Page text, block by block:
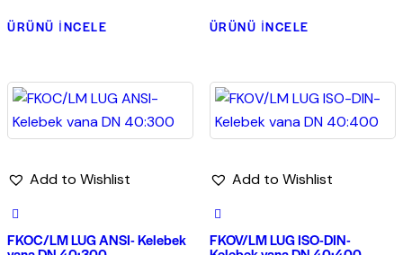
ÜRÜNÜ İNCELE ÜRÜNÜ İNCELE
Add to Wishlist
FKOC/LM LUG ANSI- Kelebek
Add to Wishlist
FKOV/LM LUG ISO-DIN-